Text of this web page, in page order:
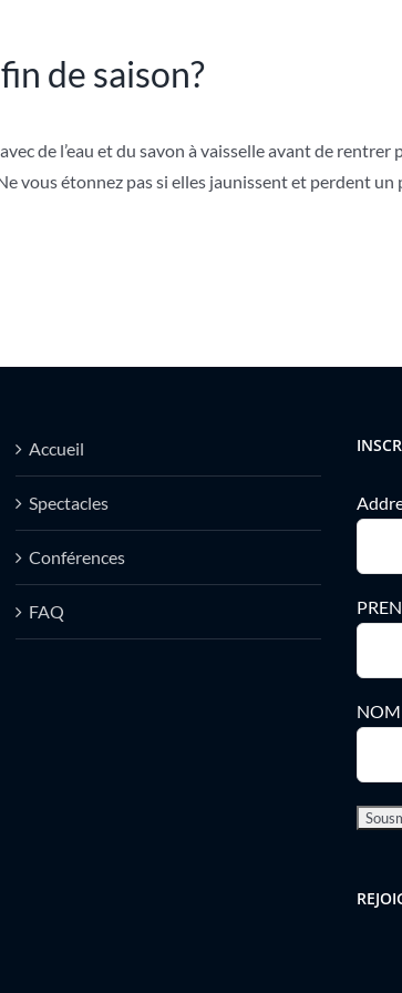
de saison?
de l’eau et du savon à vaisselle avant de
vous étonnez pas si elles jaunissent et perdent un
Accueil
Spectacles
Conférences
FAQ
NOM